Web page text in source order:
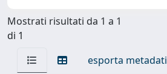
Mostrati risultati da 1 a 1
di 1
esporta metadati